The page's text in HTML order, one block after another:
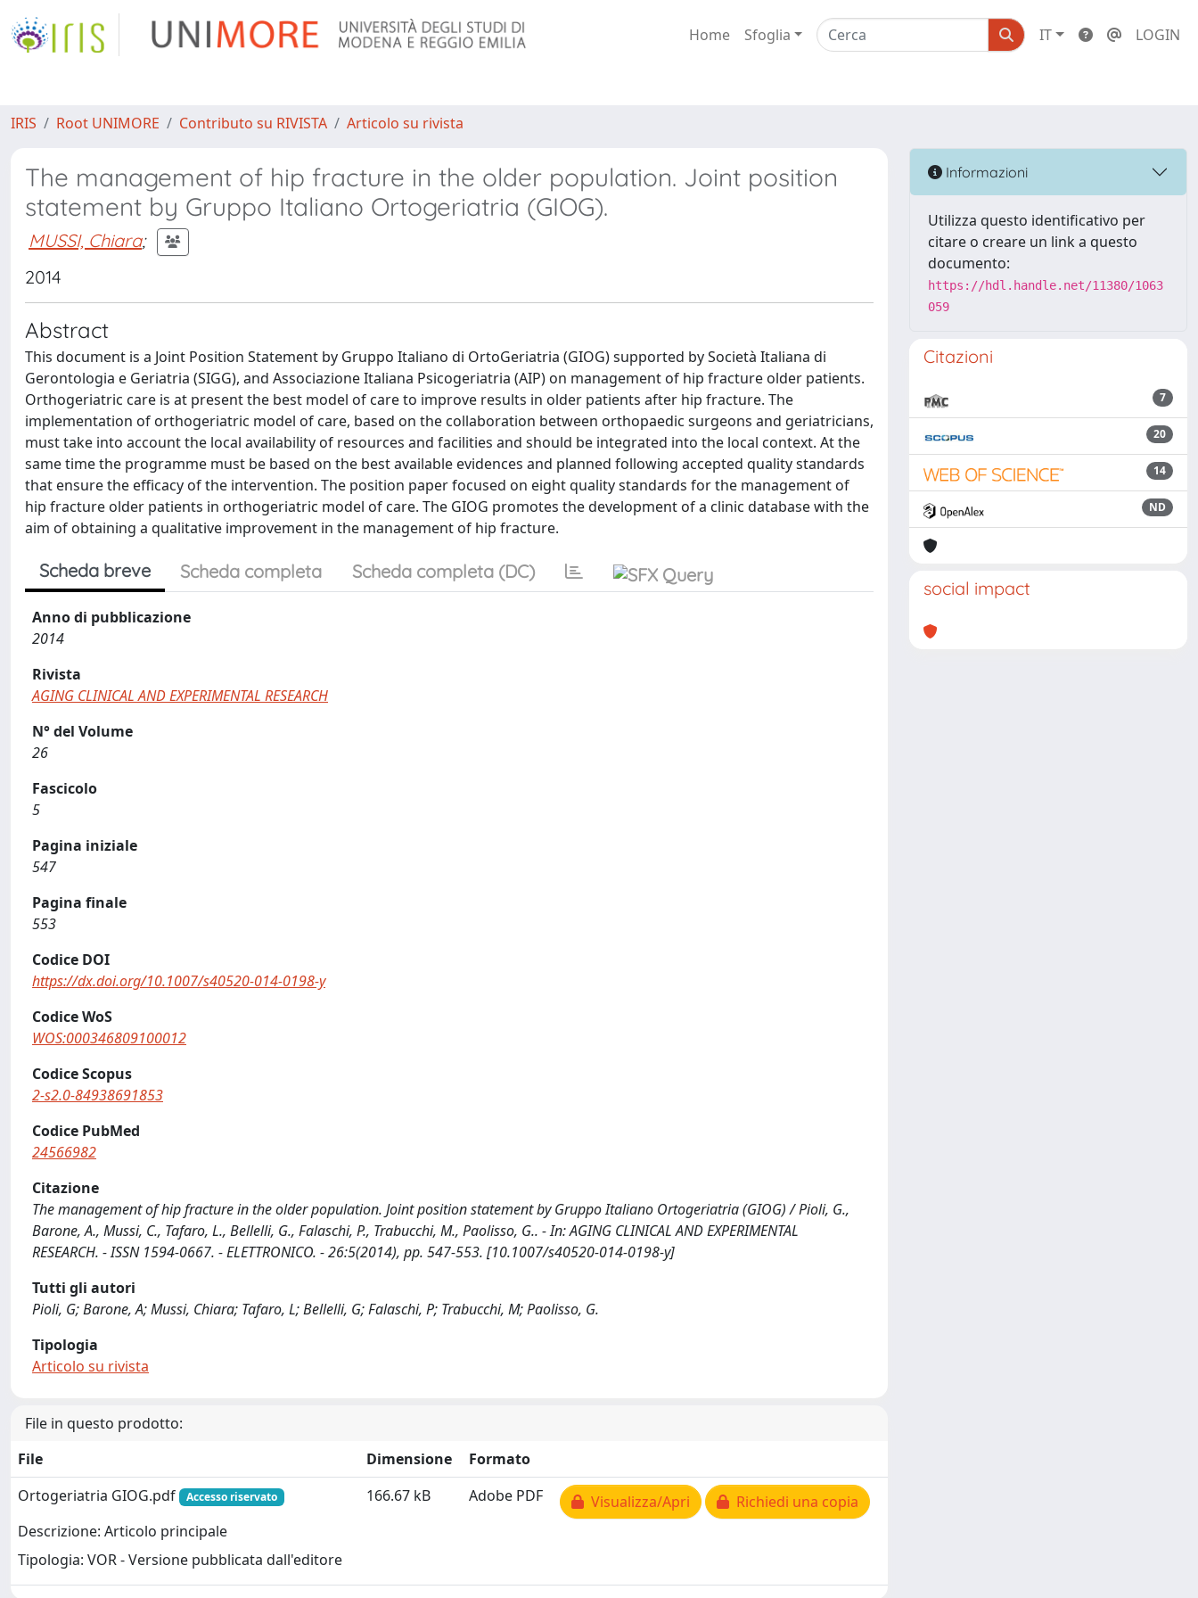
Home Sfoglia IT LOGIN
IRIS Root UNIMORE Contributo su RIVISTA Articolo su rivista
The management of hip fracture in the older population. Joint position
statement by Gruppo Italiano Ortogeriatria (GIOG).
MUSSI, Chiara;
2014
Abstract
This document is a Joint Position Statement by Gruppo Italiano di OrtoGeriatria (GIOG) supported by Società Italiana di
Gerontologia e Geriatria (SIGG), and Associazione Italiana Psicogeriatria (AIP) on management of hip fracture older patients.
Orthogeriatric care is at present the best model of care to improve results in older patients after hip fracture. The
implementation of orthogeriatric model of care, based on the collaboration between orthopaedic surgeons and geriatricians,
must take into account the local availability of resources and facilities and should be integrated into the local context. At the
same time the programme must be based on the best available evidences and planned following accepted quality standards
that ensure the efficacy of the intervention. The position paper focused on eight quality standards for the management of
hip fracture older patients in orthogeriatric model of care. The GIOG promotes the development of a clinic database with the
aim of obtaining a qualitative improvement in the management of hip fracture.
Scheda breve Scheda completa Scheda completa (DC)
Anno di pubblicazione
2014
Rivista
AGING CLINICAL AND EXPERIMENTAL RESEARCH
N° del Volume
26
Fascicolo
5
Pagina iniziale
547
Pagina finale
553
Codice DOI
https://dx.doi.org/10.1007/s40520-014-0198-y
Codice WoS
WOS:000346809100012
Codice Scopus
2-s2.0-84938691853
Codice PubMed
24566982
Citazione
The management of hip fracture in the older population. Joint position statement by Gruppo Italiano Ortogeriatria (GIOG) / Pioli, G.,
Barone, A., Mussi, C., Tafaro, L., Bellelli, G., Falaschi, P., Trabucchi, M., Paolisso, G.. - In: AGING CLINICAL AND EXPERIMENTAL
RESEARCH. - ISSN 1594-0667. - ELETTRONICO. - 26:5(2014), pp. 547-553. [10.1007/s40520-014-0198-y]
Tutti gli autori
Pioli, G; Barone, A; Mussi, Chiara; Tafaro, L; Bellelli, G; Falaschi, P; Trabucchi, M; Paolisso, G.
Tipologia
Articolo su rivista
File in questo prodotto:
File
Dimensione
Formato
Ortogeriatria GIOG.pdf
Accesso riservato
Descrizione: Articolo principale
Tipologia: VOR - Versione pubblicata dall'editore
166.67 kB Adobe PDF Visualizza/Apri Richiedi una copia
Informazioni
Utilizza questo identificativo per
citare o creare un link a questo
documento:
https://hdl.handle.net/11380/1063
059
Citazioni
7
20
14
ND
social impact